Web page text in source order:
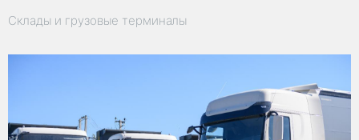
Склады и грузовые терминалы